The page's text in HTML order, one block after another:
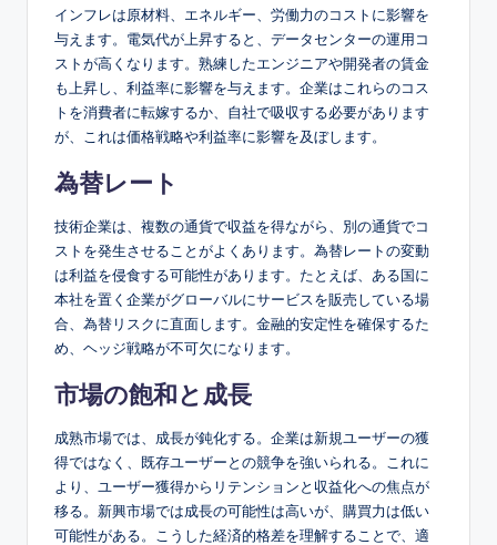
インフレは原材料、エネルギー、労働力のコストに影響を
与えます。電気代が上昇すると、データセンターの運用コ
ストが高くなります。熟練したエンジニアや開発者の賃金
も上昇し、利益率に影響を与えます。企業はこれらのコス
トを消費者に転嫁するか、自社で吸収する必要があります
が、これは価格戦略や利益率に影響を及ぼします。
為替レート
技術企業は、複数の通貨で収益を得ながら、別の通貨でコ
ストを発生させることがよくあります。為替レートの変動
は利益を侵食する可能性があります。たとえば、ある国に
本社を置く企業がグローバルにサービスを販売している場
合、為替リスクに直面します。金融的安定性を確保するた
め、ヘッジ戦略が不可欠になります。
市場の飽和と成長
成熟市場では、成長が鈍化する。企業は新規ユーザーの獲
得ではなく、既存ユーザーとの競争を強いられる。これに
より、ユーザー獲得からリテンションと収益化への焦点が
移る。新興市場では成長の可能性は高いが、購買力は低い
可能性がある。こうした経済的格差を理解することで、適